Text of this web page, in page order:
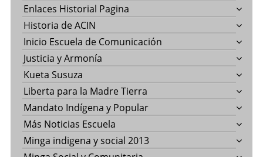
Enlaces Historial Pagina
Historia de ACIN
Inicio Escuela de Comunicación
Justicia y Armonía
Kueta Susuza
Liberta para la Madre Tierra
Mandato Indígena y Popular
Más Noticias Escuela
Minga indigena y social 2013